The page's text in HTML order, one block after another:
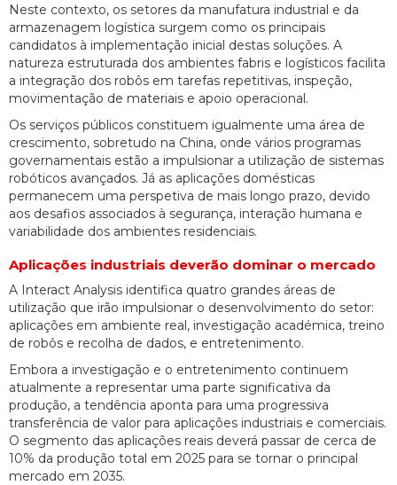
Neste contexto, os setores da manufatura industrial e da
armazenagem logística surgem como os principais
candidatos à implementação inicial destas soluções. A
natureza estruturada dos ambientes fabris e logísticos facilita
a integração dos robôs em tarefas repetitivas, inspeção,
movimentação de materiais e apoio operacional.
Os serviços públicos constituem igualmente uma área de
crescimento, sobretudo na China, onde vários programas
governamentais estão a impulsionar a utilização de sistemas
robóticos avançados. Já as aplicações domésticas
permanecem uma perspetiva de mais longo prazo, devido
aos desafios associados à segurança, interação humana e
variabilidade dos ambientes residenciais.
Aplicações industriais deverão dominar o mercado
A Interact Analysis identifica quatro grandes áreas de
utilização que irão impulsionar o desenvolvimento do setor:
aplicações em ambiente real, investigação académica, treino
de robôs e recolha de dados, e entretenimento.
Embora a investigação e o entretenimento continuem
atualmente a representar uma parte significativa da
produção, a tendência aponta para uma progressiva
transferência de valor para aplicações industriais e comerciais.
O segmento das aplicações reais deverá passar de cerca de
10% da produção total em 2025 para se tornar o principal
mercado em 2035.